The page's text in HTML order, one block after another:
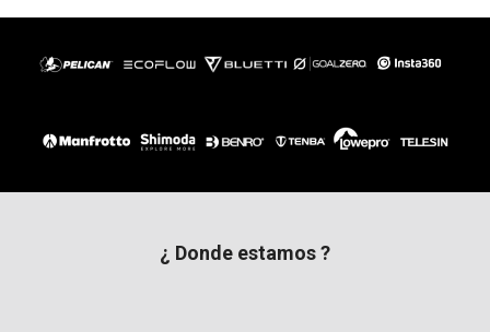
¿ Donde estamos ?